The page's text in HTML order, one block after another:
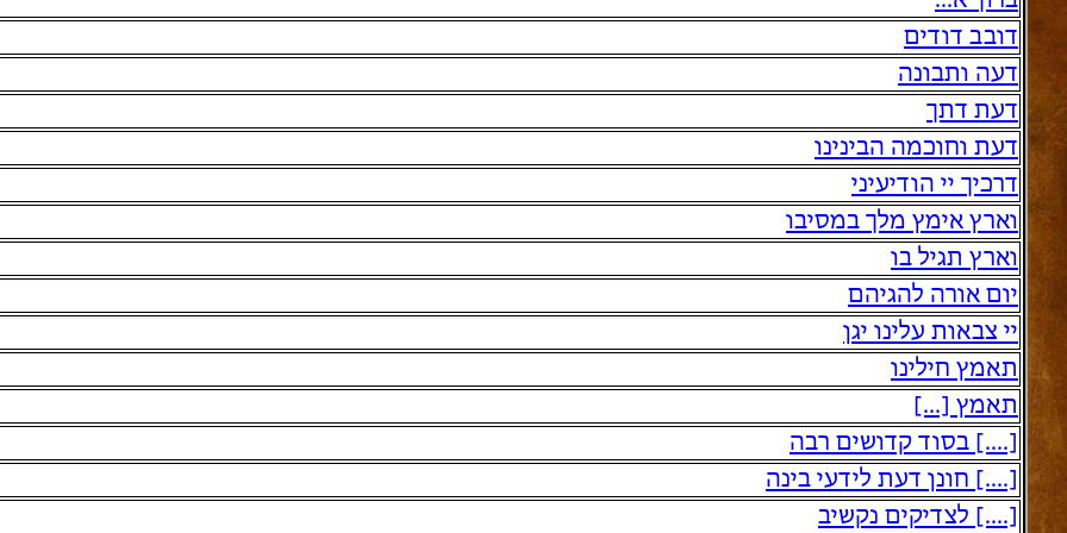
דובב דודים
דעה ותבונה
דעת דתך
דעת וחוכמה הבינינו
דרכיך יי הודיעיני
וארץ אימץ מלך במסיבו
וארץ תגיל בו
יום אורה להגיהם
יי צבאות עלינו יגן
תאמץ חילינו
תאמץ [...]
[....] בסוד קדושים רבה
[....] חונן דעת לידעי בינה
[....] לצדיקים נקשיב